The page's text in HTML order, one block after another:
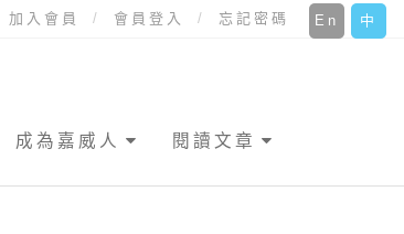
中
En
加入會員 會員登入 忘記密碼
成為嘉威人 閱讀文章